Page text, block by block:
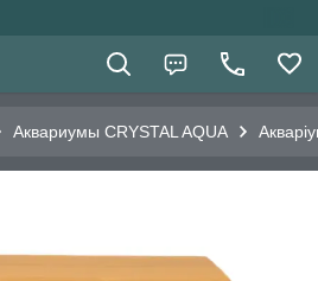
Аквариумы CRYSTAL AQUA